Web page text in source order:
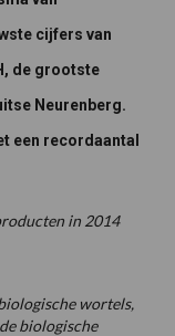
cijfers van
de grootste
Neurenberg.
een recordaantal
in 2014
wortels,
biologische